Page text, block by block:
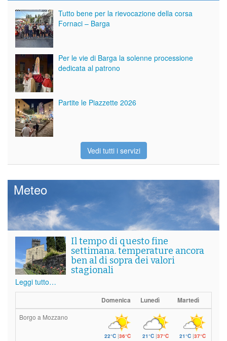
Tutto bene per la rievocazione della corsa
Fornaci – Barga
Per le vie di Barga la solenne processione
dedicata al patrono
Partite le Piazzette 2026
Vedi tutti i servizi
Meteo
Il tempo di questo fine
settimana. temperature ancora
ben al di sopra dei valori
stagionali
Leggi tutto…
Domenica Lunedì Martedì
Borgo a Mozzano
22°C|36°C 21°C|37°C 21°C |37°C